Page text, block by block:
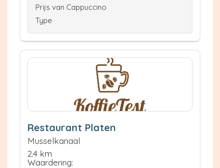
Prijs van Cappuccino
Type
Restaurant Platen
Musselkanaal
2.4 km
Waardering: